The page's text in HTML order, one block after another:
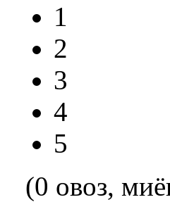
1
2
3
4
5
(0 овоз,